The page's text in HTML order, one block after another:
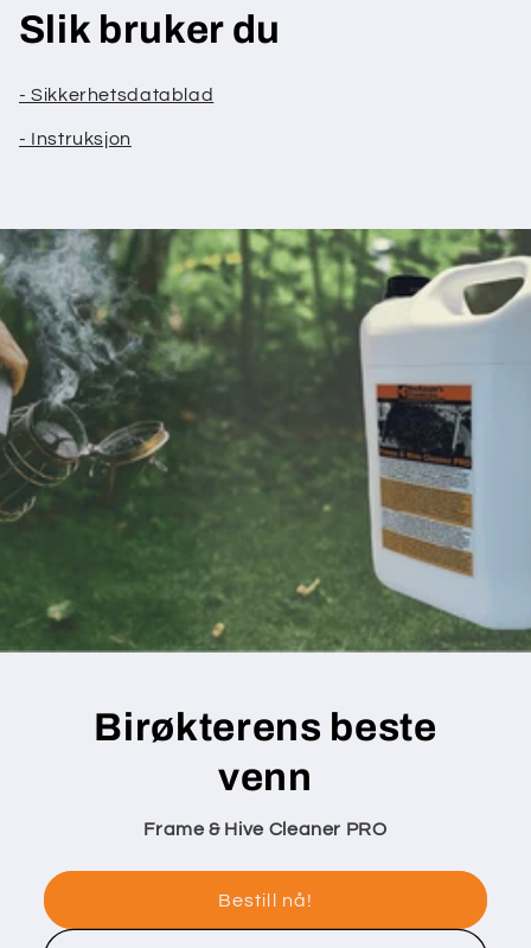
Slik bruker du
- Sikkerhetsdatablad
- Instruksjon
Birøkterens beste
venn
Frame & Hive Cleaner PRO
Bestill nå!